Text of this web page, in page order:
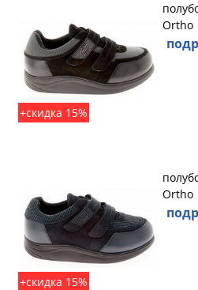
+скидка 15%
Ortho
+скидка 15%
Ortho